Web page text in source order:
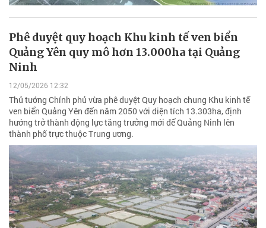
Phê duyệt quy hoạch Khu kinh tế ven biển
Quảng Yên quy mô hơn 13.000ha tại Quảng
Ninh
12/05/2026 12:32
Thủ tướng Chính phủ vừa phê duyệt Quy hoạch chung Khu kinh tế
ven biển Quảng Yên đến năm 2050 với diện tích 13.303ha, định
hướng trở thành động lực tăng trưởng mới để Quảng Ninh lên
thành phố trực thuộc Trung ương.